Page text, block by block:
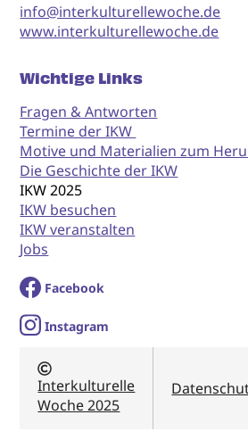
info@interkulturellewoche.de
www.interkulturellewoche.de
Wichtige Links
Fragen & Antworten
Termine der IKW
Motive und Materialien zum
Die Geschichte der IKW
IKW 2025
IKW besuchen
IKW veranstalten
Jobs
Facebook
Instagram
Interkulturelle
Woche 2025